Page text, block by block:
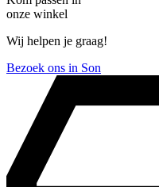
onze winkel
Wij helpen je graag!
Bezoek ons in Son